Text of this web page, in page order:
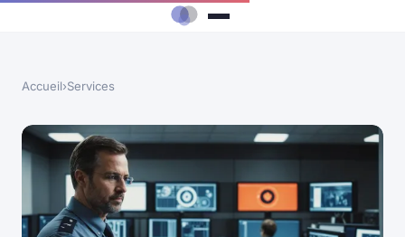
Accueil›Services